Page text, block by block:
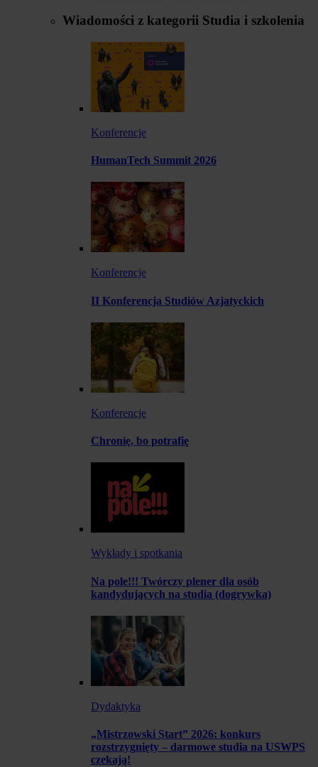
Wiadomości z kategorii Studia i szkolenia
Konferencje
HumanTech Summit 2026
Konferencje
II Konferencja Studiów Azjatyckich
Konferencje
Chronię, bo potrafię
Wykłady i spotkania
Na pole!!! Twórczy plener dla osób
kandydujących na studia (dogrywka)
Dydaktyka
„Mistrzowski Start” 2026: konkurs
rozstrzygnięty – darmowe studia na USWPS
czekają!